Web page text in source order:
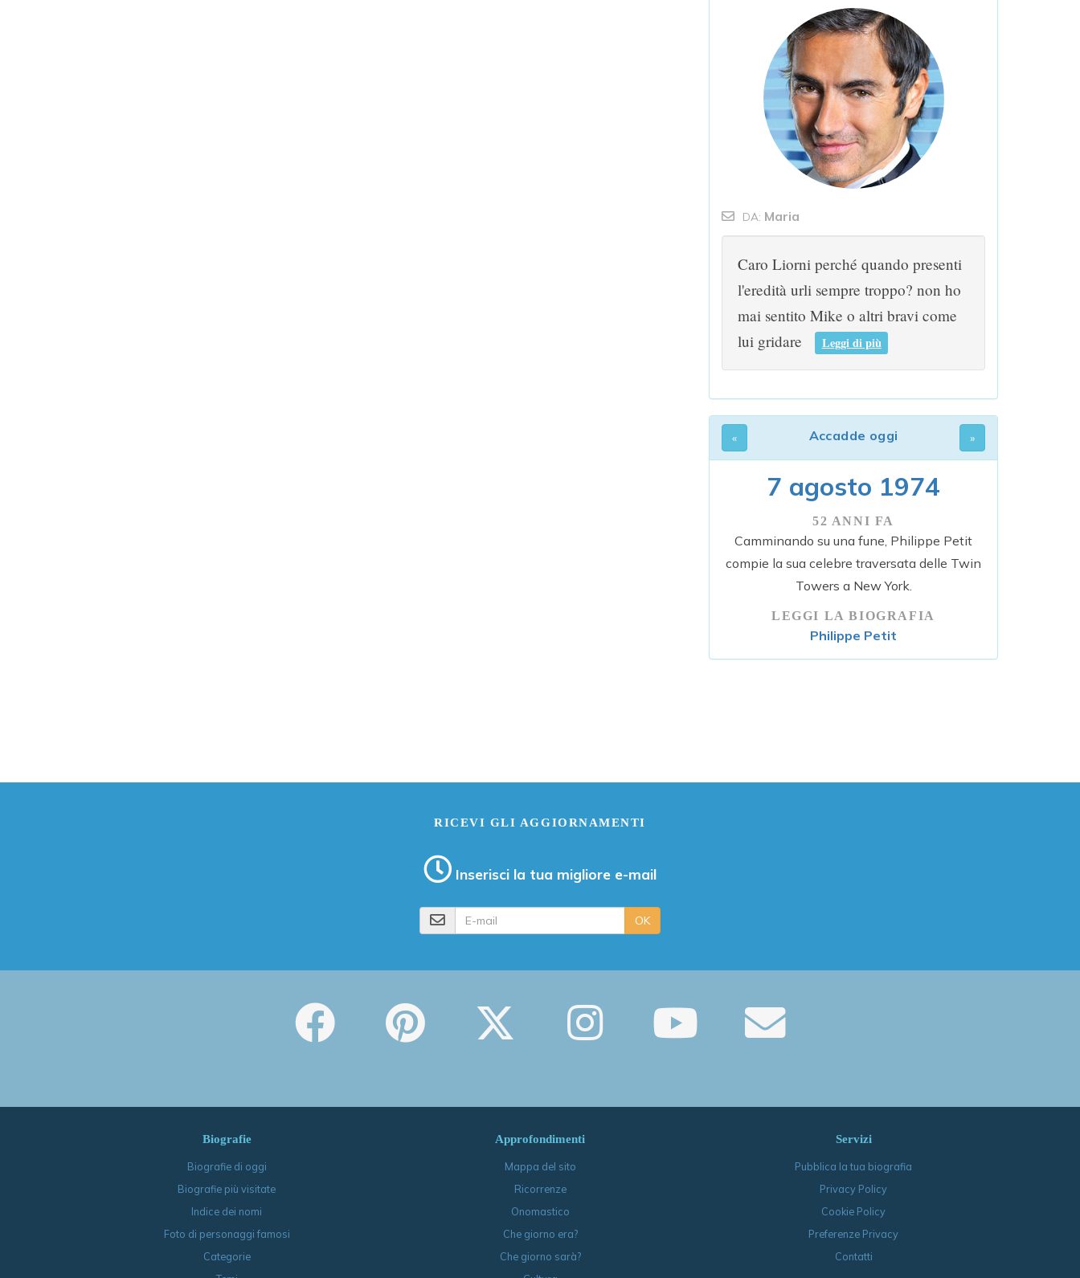
DA: Maria
Caro Liorni perché quando presenti
l'eredità urli sempre troppo? non ho
mai sentito Mike o altri bravi come
lui gridare
Leggi di più
Accadde oggi
7 agosto 1974
52 ANNI FA
Camminando su una fune, Philippe Petit
compie la sua celebre traversata delle Twin
Towers a New York.
LEGGI LA BIOGRAFIA
Philippe Petit
RICEVI GLI AGGIORNAMENTI
Inserisci la tua migliore e-mail
OK
Biografie
Biografie di oggi
Biografie più visitate
Indice dei nomi
Foto di personaggi famosi
Categorie
Approfondimenti
Mappa del sito
Ricorrenze
Onomastico
Che giorno era?
Che giorno sarà?
Servizi
Pubblica la tua biografia
Privacy Policy
Cookie Policy
Preferenze Privacy
Contatti